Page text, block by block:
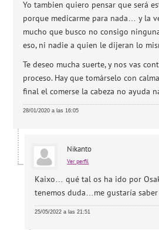
Yo tambien quiero pensar que será
porque medicarme para nada… y la
mucho que busco no consigo
eso, ni nadie a quien le dijeran lo
Te deseo mucha suerte, y nos vas
proceso. Hay que tomárselo con
final el comerse la cabeza no ayuda
28/01/2020 a las 16:05
Nikanto
Ver perfil
Kaixo… qué tal os ha ido por
tenemos duda…me gustaría
25/05/2022 a las 21:51